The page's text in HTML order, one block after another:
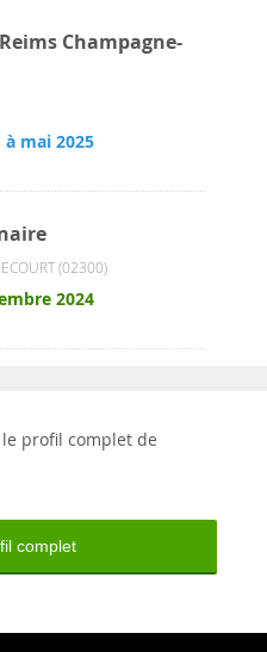
Champagne-
mai 2025
(02300)
2024
profil complet de
complet